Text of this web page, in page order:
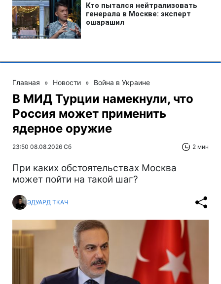
Главная » Новости » Война в Украине
В МИД Турции намекнули, что
Россия может применить
ядерное оружие
23:50 08.08.2026 Сб 2 мин
При каких обстоятельствах Москва
может пойти на такой шаг?
ЭДУАРД ТКАЧ